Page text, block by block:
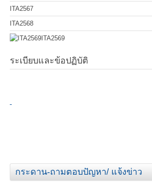
ITA2567
ITA2568
ITA2569
ระเบียบและข้อปฏิบัติ
กระดาน-ถามตอบปัญหา/ แจ้งข่าว